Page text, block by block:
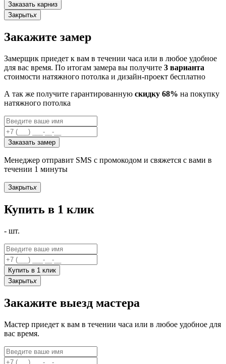
Заказать карниз
Закрытьx
Закажите замер
Замерщик приедет к вам в течении часа или в любое удобное
для вас время. По итогам замера вы получите 3 варианта
стоимости натяжного потолка и дизайн-проект бесплатно
А так же получите гарантированную скидку 68% на покупку
натяжного потолка
Заказать замер
Менеджер отправит SMS с промокодом и свяжется с вами в
течении 1 минуты
Закрытьx
Купить в 1 клик
- шт.
Купить в 1 клик
Закрытьx
Закажите выезд мастера
Мастер приедет к вам в течении часа или в любое удобное для
вас время.